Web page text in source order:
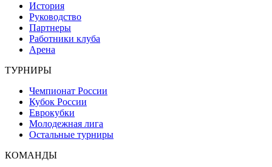
История
Руководство
Партнеры
Работники клуба
Арена
ТУРНИРЫ
Чемпионат России
Кубок России
Еврокубки
Молодежная лига
Остальные турниры
КОМАНДЫ